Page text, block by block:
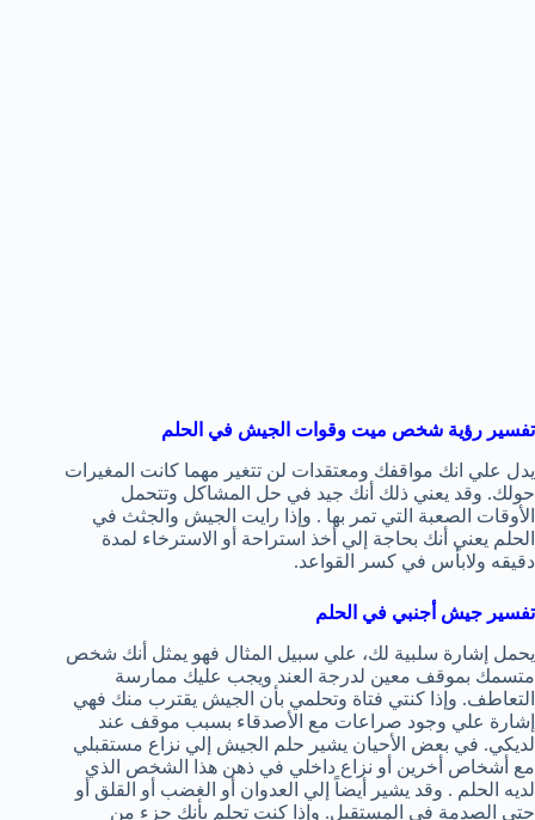
تفسير رؤية شخص ميت وقوات الجيش في الحلم
يدل علي انك مواقفك ومعتقدات لن تتغير مهما كانت المغيرات
حولك. وقد يعني ذلك أنك جيد في حل المشاكل وتتحمل
الأوقات الصعبة التي تمر بها . وإذا رايت الجيش والجثث في
الحلم يعني أنك بحاجة إلي أخذ استراحة أو الاسترخاء لمدة
دقيقه ولابأس في كسر القواعد.
تفسير جيش أجنبي في الحلم
يحمل إشارة سلبية لك، علي سبيل المثال فهو يمثل أنك شخص
متسمك بموقف معين لدرجة العند ويجب عليك ممارسة
التعاطف. وإذا كنتي فتاة وتحلمي بأن الجيش يقترب منك فهي
إشارة علي وجود صراعات مع الأصدقاء بسبب موقف عند
لديكي. في بعض الأحيان يشير حلم الجيش إلي نزاع مستقبلي
مع أشخاص أخرين أو نزاع داخلي في ذهن هذا الشخص الذي
لديه الحلم . وقد يشير أيضاً إلي العدوان أو الغضب أو القلق أو
حتي الصدمة في المستقبل. وإذا كنت تحلم بأنك جزء من